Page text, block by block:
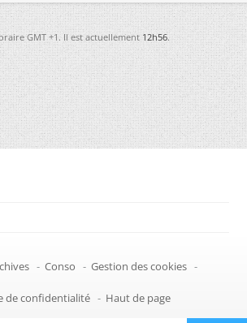
GMT +1. Il est actuellement12h56.
- Conso - Gestion des cookies -
de confidentialité - Haut de page